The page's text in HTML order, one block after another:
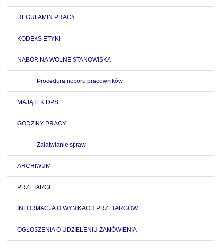
REGULAMIN PRACY
KODEKS ETYKI
NABÓR NA WOLNE STANOWISKA
Procedura noboru pracowników
MAJĄTEK DPS
GODZINY PRACY
Załatwianie spraw
ARCHIWUM
PRZETARGI
INFORMACJA O WYNIKACH PRZETARGÓW
OGŁOSZENIA O UDZIELENIU ZAMÓWIENIA